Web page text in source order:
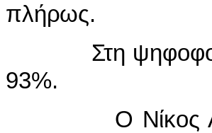
πλήρως.
Στη ψηφoφ
93%.
Ο Νίκoς